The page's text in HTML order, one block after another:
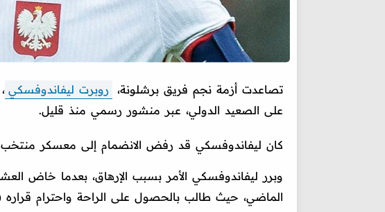
تصاعدت أزمة نجم فريق برشلونة، روبرت ليفاندوفسكي
على الصعيد الدولي، عبر منشور رسمي منذ قليل.
كان ليفاندوفسكي قد رفض الانضمام إلى معسكر منتخب
وبرر ليفاندوفسكي الأمر بسبب الإرهاق، بعدما خاض
الماضي، حيث طالب بالحصول على الراحة واحترام قراره